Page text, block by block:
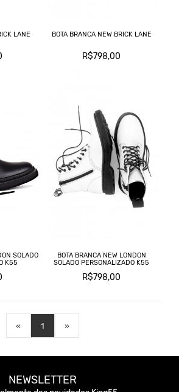
LANE BOTA BRANCA NEW BRICK LANE
R$798,00
SOLADO
K55
BOTA BRANCA NEW LONDON
SOLADO PERSONALIZADO K55
R$798,00
« 1 »
NEWSLETTER